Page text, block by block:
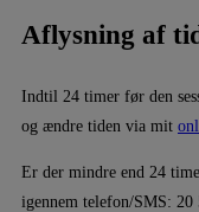
Aflysning af
Indtil 24 timer før den
og ændre tiden via mit
Er der mindre end 24
igennem telefon/SMS: